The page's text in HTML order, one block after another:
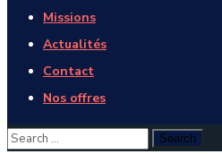
Missions
Actualités
Contact
Nos offres